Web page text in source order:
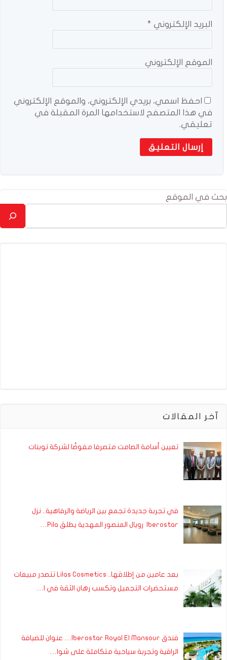
البريد الإلكتروني *
الموقع الإلكتروني
احفظ اسمي، بريدي الإلكتروني، والموقع الإلكتروني
في هذا المتصفح لاستخدامها المرة المقبلة في
تعليقي.
بحث في الموقع
آخر المقالات
تعيين أسامة الصامت متصرفا مفوضًا لشركة توبنات
في تجربة جديدة تجمع بين الرياضة والرفاهية.. نزل
Iberostar رويال المنصور المهدية يطلق Pila…
بعد عامين من إطلاقها.. Lilas Cosmetics تتصدر مبيعات
مستحضرات التجميل وتكسب رهان الثقة في ا…
فندق Iberostar Royal El Mansour… عنوان للضيافة
الراقية وتجربة سياحية متكاملة على شوا…